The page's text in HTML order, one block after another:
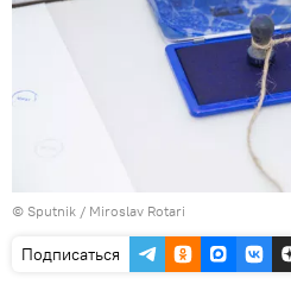
© Sputnik / Miroslav Rotari
Подписаться